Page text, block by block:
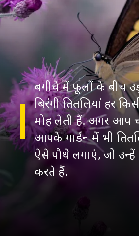
बगीचे में फूलों के बीच
बिरंगी तितलियां हर
मोह लेती हैं. अगर आप
आपके गार्डन में भी
ऐसे पौधे लगाएं, जो
करते हैं.